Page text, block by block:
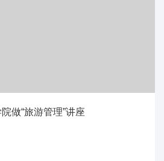
做“旅游管理”讲座